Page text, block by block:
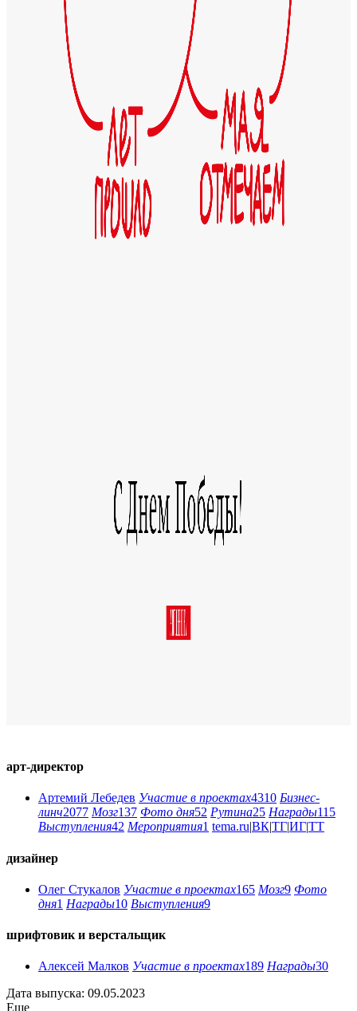
арт-директор
Артемий Лебедев Участие в проектах4310 Бизнес-
линч2077 Мозг137 Фото дня52 Рутина25 Награды115
Выступления42 Мероприятия1 tema.ru|ВК|ТГ|ИГ|ТТ
дизайнер
Олег Стукалов Участие в проектах165 Мозг9 Фото
дня1 Награды10 Выступления9
шрифтовик и верстальщик
Алексей Малков Участие в проектах189 Награды30
Дата выпуска: 09.05.2023
Еще